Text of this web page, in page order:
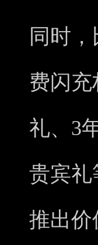
同时
费闪
礼、3
贵宾礼
推出价